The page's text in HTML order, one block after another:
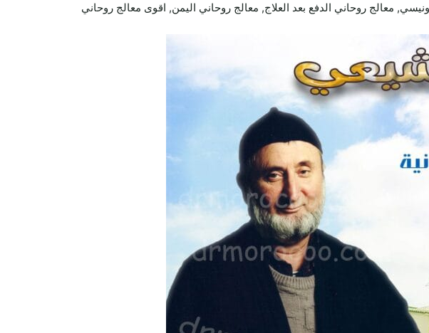
معالج روحاني الدفع بعد العلاج, معالج روحاني اليمن, اقوى معالج روحاني